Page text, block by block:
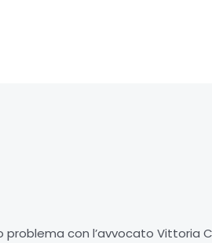
con l’avvocato Vittoria